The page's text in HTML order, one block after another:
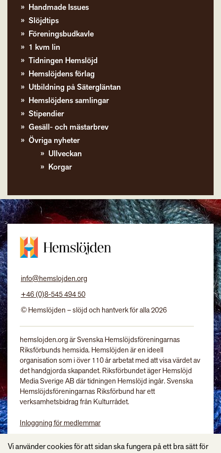
Handmade Issues
Slöjdtips
Föreningsbudkavle
1 kvm lin
Tidningen Hemslöjd
Hemslöjdens förlag
Utbildning på Sätergläntan
Hemslöjdens samlingar
Stipendier
Gesäll- och mästarbrev
Övriga nyheter
Ullveckan
Korgar
info@hemslojden.org
+46 (0)8-545 494 50
© Hemslöjden – slöjd och hantverk för alla 2026
hemslojden.org är Svenska Hemslöjdsföreningarnas
Riksförbunds hemsida. Hemslöjden är en ideell
organisation som i över 110 år arbetat med att visa värdet av
det handgjorda skapandet. Riksförbundet äger Hemslöjd
Media Sverige AB där tidningen Hemslöjd ingår. Svenska
Hemslöjdsföreningarnas Riksförbund har ett
verksamhetsbidrag från Kulturrådet.
Inloggning för medlemmar
Vi använder cookies för att sidan ska fungera på ett bra sätt för